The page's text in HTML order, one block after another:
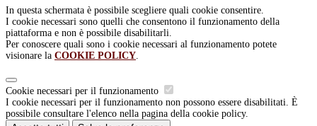
In questa schermata è possibile scegliere quali cookie consentire.
I cookie necessari sono quelli che consentono il funzionamento della
piattaforma e non è possibile disabilitarli.
Per conoscere quali sono i cookie necessari al funzionamento potete
visionare la COOKIE POLICY.
Cookie necessari per il funzionamento
I cookie necessari per il funzionamento non possono essere disabilitati. È
possibile consultare l'elenco nella pagina della cookie policy.